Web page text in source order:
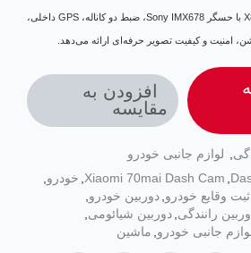
دوربین خودرو شیائومی X800 4K با حسگر Sony IMX678، ضبط دو کاناله، GPS داخلی،
افزودن به
مقایسه
لوازم جانبی خودرو
Xiaomi 70mai Dash Cam خودرو
وقایع خودرو دوربین خودرو
رانندگی دوربین شیائومی
جانبی خودرو ماشین